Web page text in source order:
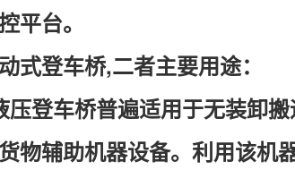
平台。
式登车桥,二者主要用途：
压登车桥普遍适用于无装卸
物辅助机器设备。利用该机